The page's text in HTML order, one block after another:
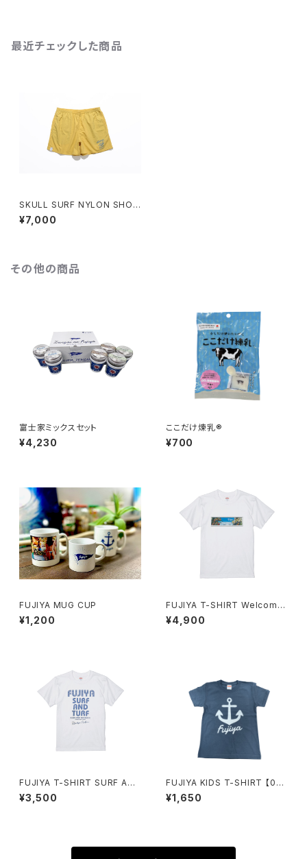
最近チェックした商品
SKULL SURF NYLON SHOR
T PANTS
¥7,000
その他の商品
富士家ミックスセット
¥4,230
ここだけ煉乳®
¥700
FUJIYA MUG CUP
¥1,200
FUJIYA T-SHIRT Welcome
SOUTHERN ISLAND
¥4,900
FUJIYA T-SHIRT SURF AND
TURF
¥3,500
FUJIYA KIDS T-SHIRT 【00
1】
¥1,650